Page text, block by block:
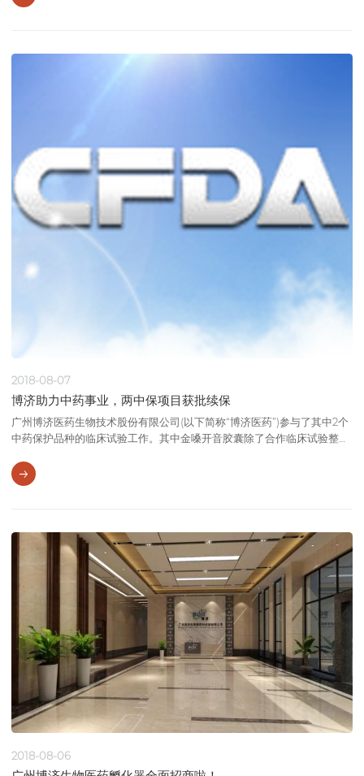
特医食品首次拥有了“正式身份”。
2018-08-07
博济助力中药事业，两中保项目获批续保
广州博济医药生物技术股份有限公司(以下简称“博济医药”)参与了其中2个
中药保护品种的临床试验工作。其中金嗓开音胶囊除了合作临床试验整个
2018-08-06